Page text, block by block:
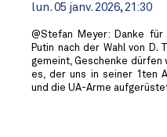
lun. 05 janv. 2026, 21:30
@Stefan Meyer: Danke für
Putin nach der Wahl von D.
gemeint, Geschenke dürfen
es, der uns in seiner 1ten
und die UA-Arme